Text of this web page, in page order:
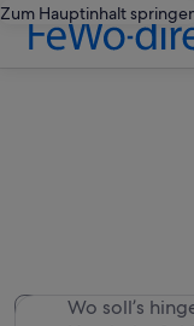
Zum Hauptinhalt
Wo soll’s